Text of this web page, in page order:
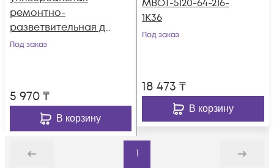
ремонтно-
разветвительная до
12 ОВ KSC LIGHT PON
Под заказ
5 970₸
В корзину
МВОТ-5120-64-216-
1К36
Под заказ
18 473 ₸
В корзину
Назад
1
Дальше